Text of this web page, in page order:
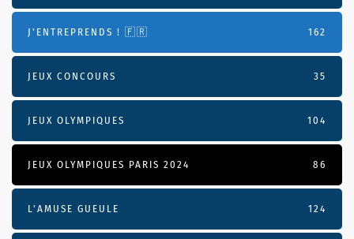
J'ENTREPRENDS ! 🇫🇷 162
JEUX CONCOURS 35
JEUX OLYMPIQUES 104
JEUX OLYMPIQUES PARIS 2024 86
L'AMUSE GUEULE 124